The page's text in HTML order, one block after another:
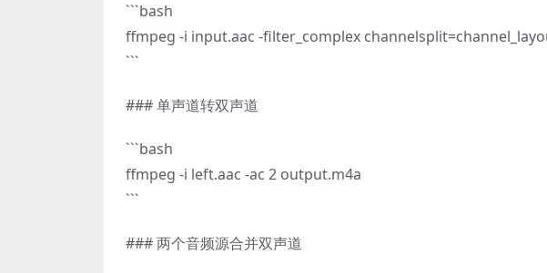
```bash
ffmpeg -i input.aac -filter_complex
```
### 单声道转双声道
```bash
ffmpeg -i left.aac -ac 2 output.m4a
```
### 两个音频源合并双声道